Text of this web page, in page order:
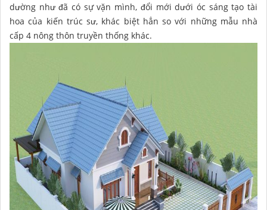
dường như đã có sự vặn mình, đổi mới dưới óc sáng tạo tài
hoa của kiến trúc sư, khác biệt hẳn so với những mẫu nhà
cấp 4 nông thôn truyền thống khác.